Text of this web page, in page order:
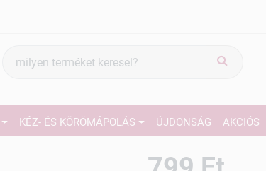
keresés
KÉZ- ÉS KÖRÖMÁPOLÁS ÚJDONSÁG AKCIÓS